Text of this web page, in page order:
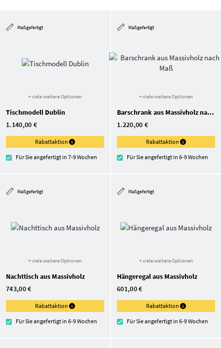
Maßgefertigt
+ viele weitere Optionen
Tischmodell Dublin
1.140,00 €
Rabattaktion
Für Sie angefertigt in 7-9 Wochen
Maßgefertigt
+ viele weitere Optionen
Barschrank aus Massivholz nach Maß
1.220,00 €
Rabattaktion
Für Sie angefertigt in 6-9 Wochen
Maßgefertigt
+ viele weitere Optionen
Nachttisch aus Massivholz
743,00 €
Rabattaktion
Für Sie angefertigt in 6-9 Wochen
Maßgefertigt
+ viele weitere Optionen
Hängeregal aus Massivholz
601,00 €
Rabattaktion
Für Sie angefertigt in 6-9 Wochen